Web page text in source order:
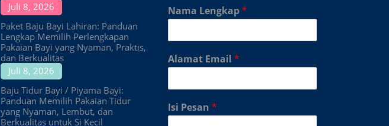
Juli 8, 2026
Paket Baju Bayi Lahiran: Panduan
Lengkap Memilih Perlengkapan
Pakaian Bayi yang Nyaman, Praktis,
dan Berkualitas
Juli 8, 2026
Baju Tidur Bayi / Piyama Bayi:
Panduan Memilih Pakaian Tidur
yang Nyaman, Lembut, dan
Berkualitas untuk Si Kecil
Nama Lengkap*
Alamat Email *
Isi Pesan *